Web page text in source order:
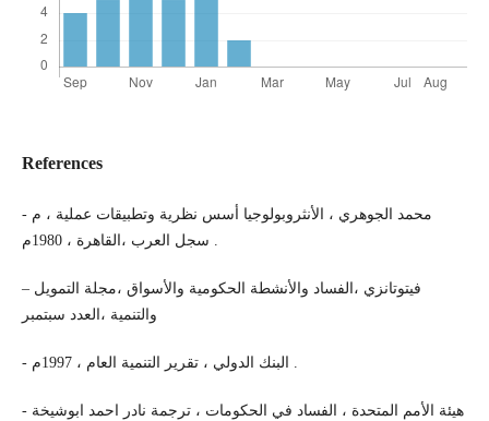
References
- محمد الجوهري ، الأنثروبولوجيا أسس نظرية وتطبيقات عملية ، م
سجل العرب ،القاهرة ، 1980م .
– فيتوتانزي ،الفساد والأنشطة الحكومية والأسواق ،مجلة التمويل
والتنمية ،العدد سبتمبر
- البنك الدولي ، تقرير التنمية العام ، 1997م .
- هيئة الأمم المتحدة ، الفساد في الحكومات ، ترجمة نادر احمد ابوشيخة